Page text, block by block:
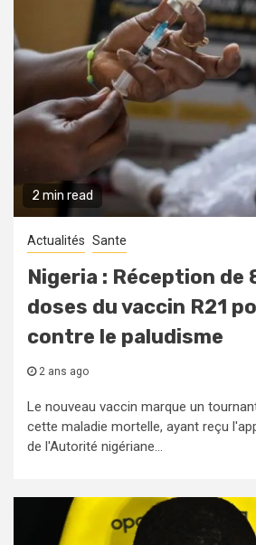
2 min read
Actualités Sante
Nigeria : Réception de
doses du vaccin R21
contre le paludisme
2 ans ago
Le nouveau vaccin marque un
cette maladie mortelle, ayant reçu
de l'Autorité nigériane...